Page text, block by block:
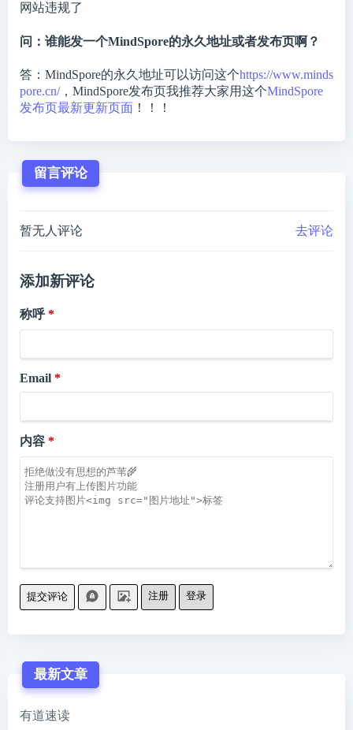
网站违规了
问：谁能发一个MindSpore的永久地址或者发布页啊？
答：MindSpore的永久地址可以访问这个https://www.minds
pore.cn/，MindSpore发布页我推荐大家用这个MindSpore
发布页最新更新页面 ！！！
留言评论
暂无人评论 去评论
添加新评论
称呼
Email
内容
提交评论 注册 登录
最新文章
有道速读